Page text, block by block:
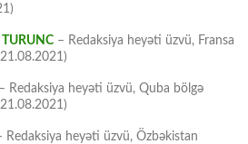
– Redaksiya heyəti üzvü, Fransa
– Redaksiya heyəti üzvü, Quba bölgə
Redaksiya heyəti üzvü, Özbəkistan